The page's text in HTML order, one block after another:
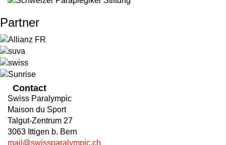
Partner
Contact
Swiss Paralympic
Maison du Sport
Talgut-Zentrum 27
3063 Ittigen b. Bern
mail@swissparalympic.ch